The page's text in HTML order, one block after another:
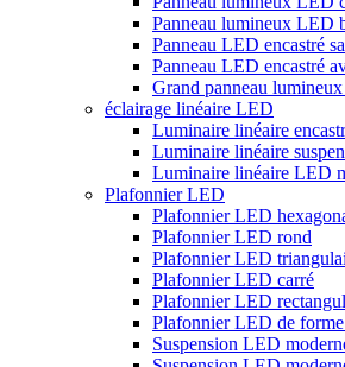
Panneau lumineux LED
Panneau LED encastré
Panneau LED encastré
Grand panneau
éclairage linéaire LED
Luminaire linéaire
Luminaire linéaire
Luminaire linéaire LED
Plafonnier LED
Plafonnier LED
Plafonnier LED rond
Plafonnier LED
Plafonnier LED carré
Plafonnier LED
Plafonnier LED de forme
Suspension LED